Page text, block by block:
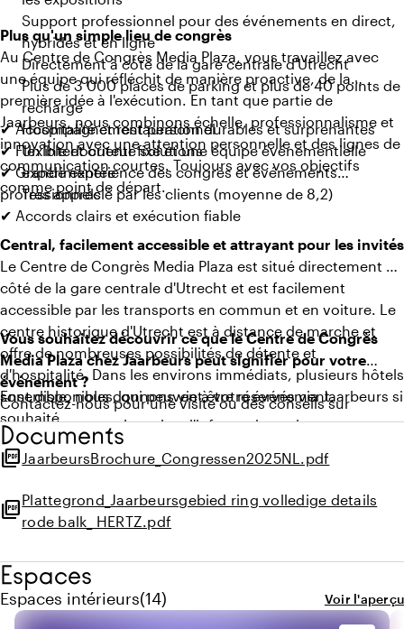
Support professionnel pour des événements en direct,
hybrides et en ligne
Directement à côté de la gare centrale d'Utrecht
Plus de 3 000 places de parking et plus de 40 points de
recharge
Hospitalité et restauration durables et surprenantes
Un interlocuteur fixe et une équipe événementielle
expérimentée
Très apprécié par les clients (moyenne de 8,2)
Plus qu'un simple lieu de congrès
Au Centre de Congrès Media Plaza, vous travaillez avec
une équipe qui réfléchit de manière proactive, de la
première idée à l'exécution. En tant que partie de
Jaarbeurs, nous combinons échelle, professionnalisme et
innovation avec une attention personnelle et des lignes de
communication courtes. Toujours avec vos objectifs
comme point de départ.
✔ Accompagnement personnel
✔ Flexible et orienté solutions
✔ Grande expérience des congrès et événements
professionnels
✔ Accords clairs et exécution fiable
Central, facilement accessible et attrayant pour les invités
Le Centre de Congrès Media Plaza est situé directement à
côté de la gare centrale d'Utrecht et est facilement
accessible par les transports en commun et en voiture. Le
centre historique d'Utrecht est à distance de marche et
offre de nombreuses possibilités de détente et
d'hospitalité. Dans les environs immédiats, plusieurs hôtels
sont disponibles, qui peuvent être réservés via Jaarbeurs si
souhaité.
Vous souhaitez découvrir ce que le Centre de Congrès
Media Plaza chez Jaarbeurs peut signifier pour votre
événement ?
Contactez-nous pour une visite ou des conseils sur
mesure, ou consultez plus d'informations via
jaarbeurs.nl/organisator.
Ensemble, nous donnons vie à votre événement.
Documents
picture_as_pdfJaarbeursBrochure_Congressen2025NL.pdf
picture_as_pdfPlattegrond_Jaarbeursgebied ring volledige details
rode balk_ HERTZ.pdf
Espaces
Espaces intérieurs
Quantité de espaces intérieurs : 14
(14) Voir l'aperçu